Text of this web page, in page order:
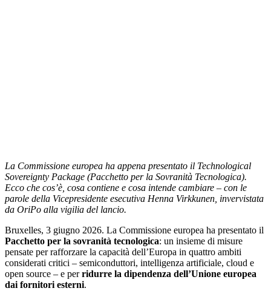
La Commissione europea ha appena presentato il Technological
Sovereignty Package (Pacchetto per la Sovranità Tecnologica).
Ecco che cos’è, cosa contiene e cosa intende cambiare – con le
parole della Vicepresidente esecutiva Henna Virkkunen, invervistata
da OriPo alla vigilia del lancio.
Bruxelles, 3 giugno 2026. La Commissione europea ha presentato il
Pacchetto per la sovranità tecnologica: un insieme di misure
pensate per rafforzare la capacità dell’Europa in quattro ambiti
considerati critici – semiconduttori, intelligenza artificiale, cloud e
open source – e perridurre la dipendenza dell’Unione europea
dai fornitori esterni.